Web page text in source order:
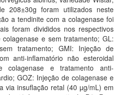
208±30g foram utilizados neste
a tendinite com a colagenase foi
foram divididos nos respectivos
e sem tratamento; GL:
tratamento; GMI: Injeção de
anti-inflamatório não esteroidal
colagenase e tratamento anti-
GOZ: Injeção de colagenase e
via insuflação retal (40 µg/mL) em